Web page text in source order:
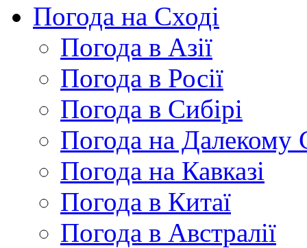
Погода на Сході
Погода в Азії
Погода в Росії
Погода в Сибірі
Погода на Далекому
Погода на Кавказі
Погода в Китаї
Погода в Австралії